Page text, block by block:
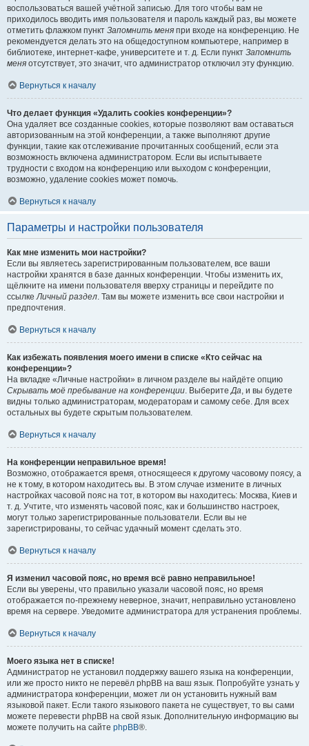
воспользоваться вашей учётной записью. Для того чтобы вам не
приходилось вводить имя пользователя и пароль каждый раз, вы можете
отметить флажком пункт Запомнить меня при входе на конференцию. Не
рекомендуется делать это на общедоступном компьютере, например в
библиотеке, интернет-кафе, университете и т. д. Если пункт Запомнить
меня отсутствует, это значит, что администратор отключил эту функцию.
Вернуться к началу
Что делает функция «Удалить cookies конференции»?
Она удаляет все созданные cookies, которые позволяют вам оставаться
авторизованным на этой конференции, а также выполняют другие
функции, такие как отслеживание прочитанных сообщений, если эта
возможность включена администратором. Если вы испытываете
трудности с входом на конференцию или выходом с конференции,
возможно, удаление cookies может помочь.
Вернуться к началу
Параметры и настройки пользователя
Как мне изменить мои настройки?
Если вы являетесь зарегистрированным пользователем, все ваши
настройки хранятся в базе данных конференции. Чтобы изменить их,
щёлкните на имени пользователя вверху страницы и перейдите по
ссылкеЛичный раздел. Там вы можете изменить все свои настройки и
предпочтения.
Вернуться к началу
Как избежать появления моего имени в списке «Кто сейчас на
конференции»?
На вкладке «Личные настройки» в личном разделе вы найдёте опцию
Скрывать моё пребывание на конференции. ВыберитеДа, и вы будете
видны только администраторам, модераторам и самому себе. Для всех
остальных вы будете скрытым пользователем.
Вернуться к началу
На конференции неправильное время!
Возможно, отображается время, относящееся к другому часовому поясу, а
не к тому, в котором находитесь вы. В этом случае измените в личных
настройках часовой пояс на тот, в котором вы находитесь: Москва, Киев и
т. д. Учтите, что изменять часовой пояс, как и большинство настроек,
могут только зарегистрированные пользователи. Если вы не
зарегистрированы, то сейчас удачный момент сделать это.
Вернуться к началу
Я изменил часовой пояс, но время всё равно неправильное!
Если вы уверены, что правильно указали часовой пояс, но время
отображается по-прежнему неверное, значит, неправильно установлено
время на сервере. Уведомите администратора для устранения проблемы.
Вернуться к началу
Моего языка нет в списке!
Администратор не установил поддержку вашего языка на конференции,
или же просто никто не перевёл phpBB на ваш язык. Попробуйте узнать у
администратора конференции, может ли он установить нужный вам
языковой пакет. Если такого языкового пакета не существует, то вы сами
можете перевести phpBB на свой язык. Дополнительную информацию вы
можете получить на сайте phpBB®.